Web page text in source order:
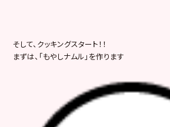
そして、クッキングスタート！！
まずは、「もやしナムル」を作ります